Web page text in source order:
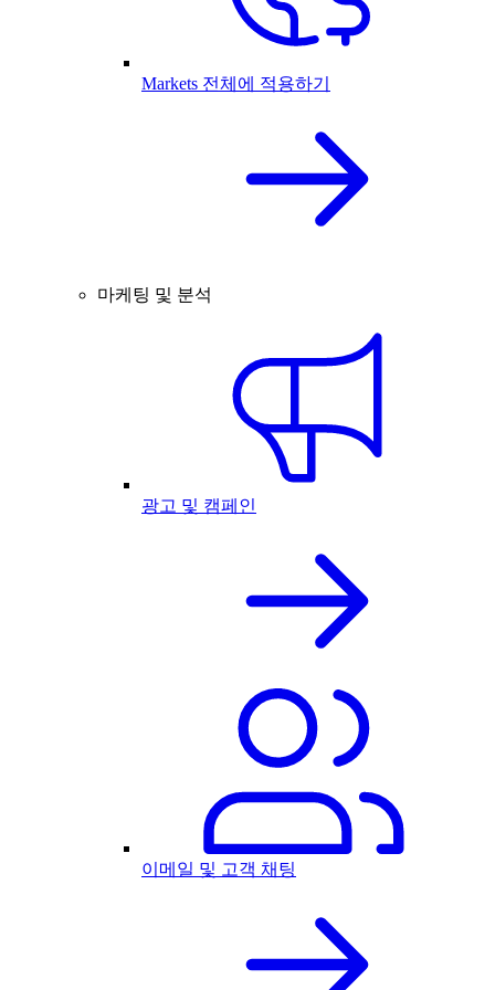
Markets 전체에 적용하기
마케팅 및 분석
광고 및 캠페인
이메일 및 고객 채팅